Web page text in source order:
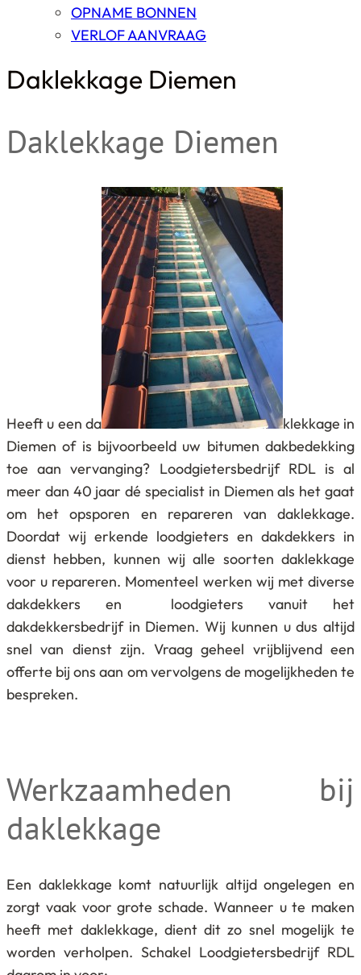
OPNAME BONNEN
VERLOF AANVRAAG
Daklekkage Diemen
Daklekkage Diemen
Heeft u een da
klekkage in
Diemen of is bijvoorbeeld uw bitumen dakbedekking
toe aan vervanging? Loodgietersbedrijf RDL is al
meer dan 40 jaar dé specialist in Diemen als het gaat
om het opsporen en repareren van daklekkage.
Doordat wij erkende loodgieters en dakdekkers in
dienst hebben, kunnen wij alle soorten daklekkage
voor u repareren. Momenteel werken wij met diverse
dakdekkers en loodgieters vanuit het
dakdekkersbedrijf in Diemen. Wij kunnen u dus altijd
snel van dienst zijn. Vraag geheel vrijblijvend een
offerte bij ons aan om vervolgens de mogelijkheden te
bespreken.
Werkzaamheden bij
daklekkage
Een daklekkage komt natuurlijk altijd ongelegen en
zorgt vaak voor grote schade. Wanneer u te maken
heeft met daklekkage, dient dit zo snel mogelijk te
worden verholpen. Schakel Loodgietersbedrijf RDL